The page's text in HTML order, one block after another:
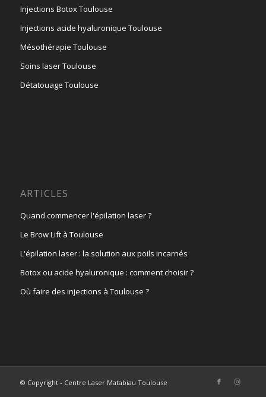
Injections Botox Toulouse
Injections acide hyaluronique Toulouse
Mésothérapie Toulouse
Soins laser Toulouse
Détatouage Toulouse
ARTICLES
Quand commencer l'épilation laser ?
Le Brow Lift à Toulouse
L'épilation laser : la solution aux poils incarnés
Botox ou acide hyaluronique : comment choisir ?
Où faire des injections à Toulouse ?
© Copyright - Centre Laser Matabiau Toulouse